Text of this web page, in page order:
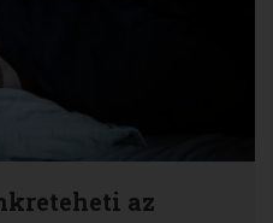
az